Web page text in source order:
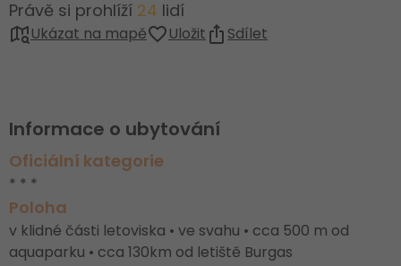
Právě si prohlíží 24 lidí
Ukázat na mapě Uložit Sdílet
Informace o ubytování
Oficiální kategorie
* * *
Poloha
v klidné části letoviska • ve svahu • cca 500 m od
aquaparku • cca 130km od letiště Burgas